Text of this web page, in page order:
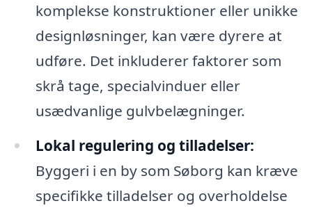
komplekse konstruktioner eller unikke
designløsninger, kan være dyrere at
udføre. Det inkluderer faktorer som
skrå tage, specialvinduer eller
usædvanlige gulvbelægninger.
Lokal regulering og tilladelser:
Byggeri i en by som Søborg kan kræve
specifikke tilladelser og overholdelse